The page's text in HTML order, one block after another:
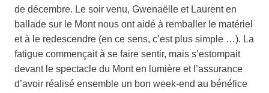
de décembre. Le soir venu, Gwenaëlle et Laurent en
ballade sur le Mont nous ont aidé à remballer le matériel
et à le redescendre (en ce sens, c’est plus simple …). La
fatigue commençait à se faire sentir, mais s’estompait
devant le spectacle du Mont en lumière et l’assurance
d’avoir réalisé ensemble un bon week-end au bénéfice